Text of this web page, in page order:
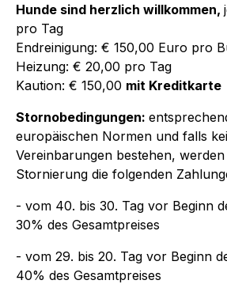
Hunde sind herzlich willkommen,
pro Tag
Endreinigung: € 150,00 Euro pro
Heizung: € 20,00 pro Tag
Kaution: € 150,00 mit Kreditkarte
Stornobedingungen:
europäischen Normen und falls
Vereinbarungen bestehen,
Stornierung die folgenden
- vom 40. bis 30. Tag vor Beginn
30% des Gesamtpreises
- vom 29. bis 20. Tag vor Beginn
40% des Gesamtpreises